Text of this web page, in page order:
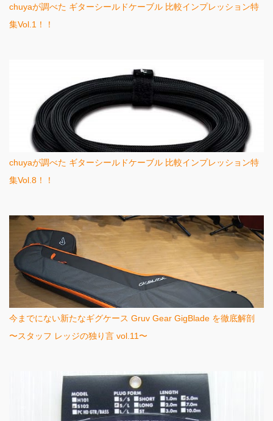
chuyaが調べた ギターシールドケーブル 比較インプレッション特
集Vol.1！！
chuyaが調べた ギターシールドケーブル 比較インプレッション特
集Vol.8！！
今までにない新たなギグケース Gruv Gear GigBlade を徹底解剖
〜スタッフ レッジの独り言 vol.11〜